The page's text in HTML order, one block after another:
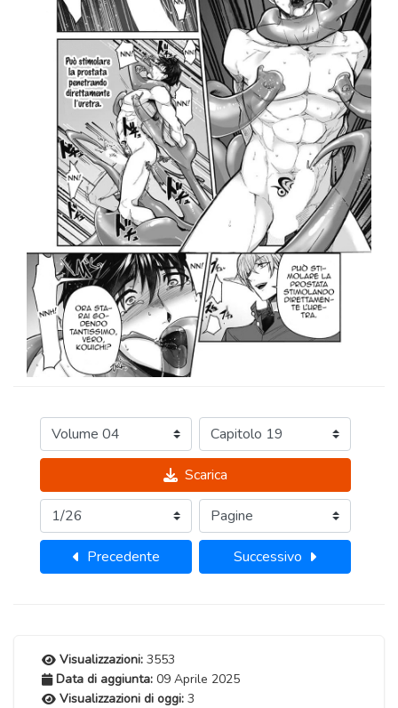
Scarica
Precedente Successivo
Visualizzazioni: 3553
Data di aggiunta: 09 Aprile 2025
Visualizzazioni di oggi: 3